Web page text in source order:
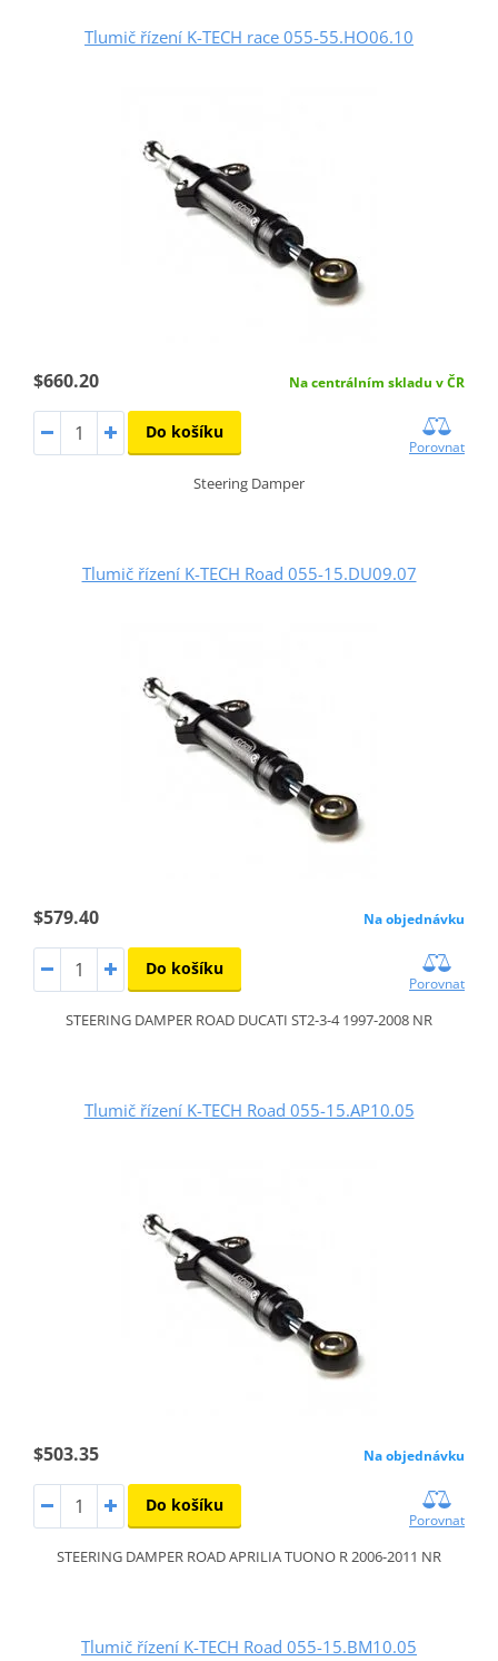
Tlumič řízení K-TECH race 055-55.HO06.10
$660.20 Na centrálním skladu v ČR
Do košíku
Porovnat
Steering Damper
Tlumič řízení K-TECH Road 055-15.DU09.07
$579.40 Na objednávku
Do košíku
Porovnat
STEERING DAMPER ROAD DUCATI ST2-3-4 1997-2008 NR
Tlumič řízení K-TECH Road 055-15.AP10.05
$503.35 Na objednávku
Do košíku
Porovnat
STEERING DAMPER ROAD APRILIA TUONO R 2006-2011 NR
Tlumič řízení K-TECH Road 055-15.BM10.05